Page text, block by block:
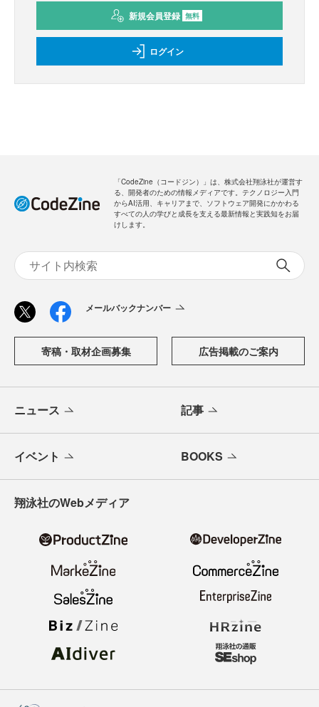
新規会員登録 無料
ログイン
「CodeZine（コードジン）」は、株式会社翔泳社が運営す
る、開発者のための情報メディアです。テクノロジー入門
からAI活用、キャリアまで、ソフトウェア開発にかかわる
すべての人の学びと成長を支える最新情報と実践知をお届
けします。
メールバックナンバー
寄稿・取材企画募集 広告掲載のご案内
ニュース 記事
イベント BOOKS
翔泳社のWebメディア